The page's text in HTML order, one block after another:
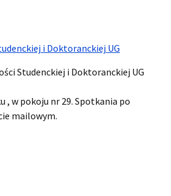
i Doktoranckiej UG
Studenckiej i Doktoranckiej UG
, w pokoju nr 29. Spotkania po
mailowym.